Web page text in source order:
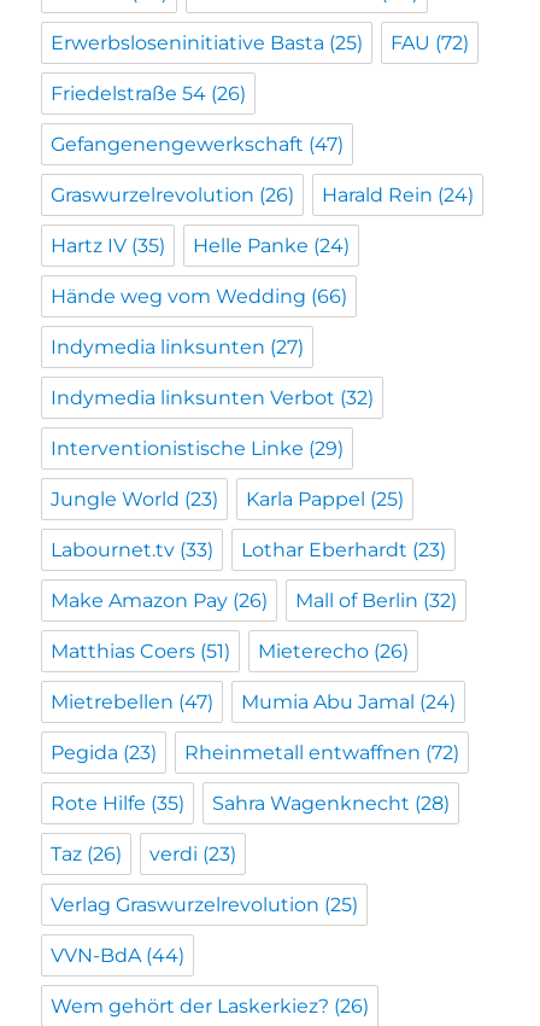
Erwerbsloseninitiative Basta (25) FAU (72)
Friedelstraße 54 (26)
Gefangenengewerkschaft (47)
Graswurzelrevolution (26) Harald Rein (24)
Hartz IV (35) Helle Panke (24)
Hände weg vom Wedding (66)
Indymedia linksunten (27)
Indymedia linksunten Verbot (32)
Interventionistische Linke (29)
Jungle World (23) Karla Pappel (25)
Labournet.tv (33) Lothar Eberhardt (23)
Make Amazon Pay (26) Mall of Berlin (32)
Matthias Coers (51) Mieterecho (26)
Mietrebellen (47) Mumia Abu Jamal (24)
Pegida (23) Rheinmetall entwaffnen (72)
Rote Hilfe (35) Sahra Wagenknecht (28)
Taz (26) verdi (23)
Verlag Graswurzelrevolution (25)
VVN-BdA (44)
Wem gehört der Laskerkiez? (26)